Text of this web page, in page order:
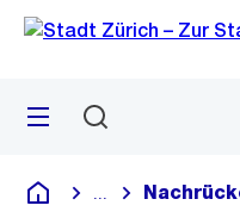
Navigation
Sprunglink
Menü
Deutsch
Blende alle